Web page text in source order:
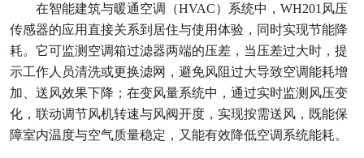
在智能建筑与暖通空调（HVAC）系统中，WH201风压
传感器的应用直接关系到居住与使用体验，同时实现节能降
耗。它可监测空调箱过滤器两端的压差，当压差过大时，提
示工作人员清洗或更换滤网，避免风阻过大导致空调能耗增
加、送风效果下降；在变风量系统中，通过实时监测风压变
化，联动调节风机转速与风阀开度，实现按需送风，既能保
障室内温度与空气质量稳定，又能有效降低空调系统能耗。